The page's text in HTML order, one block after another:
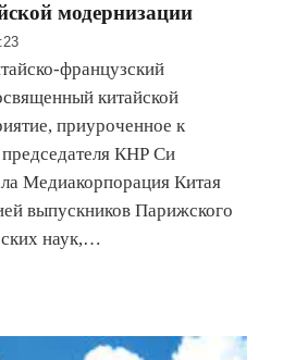
модернизации
французский
китайской
приуроченное к
КНР Си
Медиакорпорация Китая
выпускников Парижского
наук,…